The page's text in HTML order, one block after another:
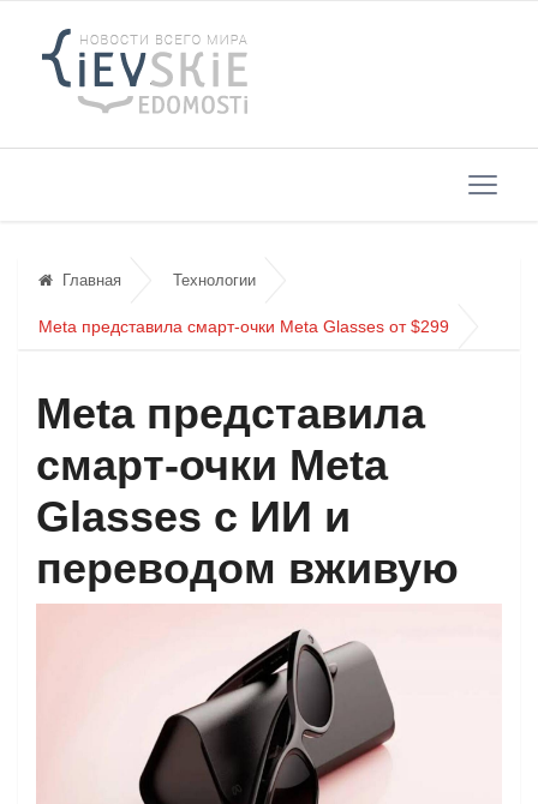
Главная Технологии
Meta представила смарт-очки Meta Glasses от $299
Meta представила
смарт-очки Meta
Glasses с ИИ и
переводом вживую